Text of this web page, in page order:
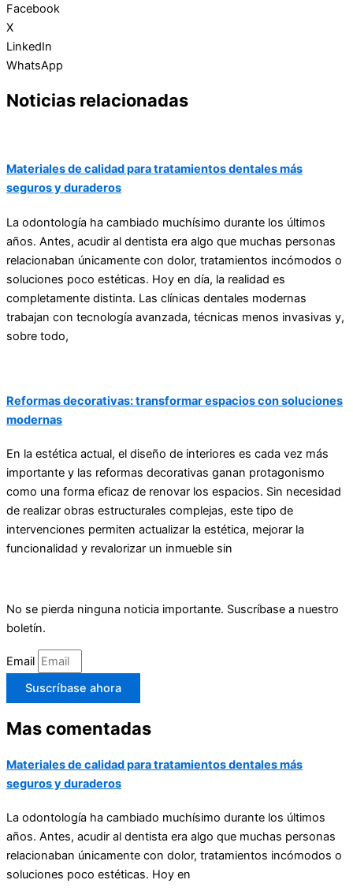
Facebook
X
LinkedIn
WhatsApp
Noticias relacionadas
Materiales de calidad para tratamientos dentales más
seguros y duraderos
La odontología ha cambiado muchísimo durante los últimos
años. Antes, acudir al dentista era algo que muchas personas
relacionaban únicamente con dolor, tratamientos incómodos o
soluciones poco estéticas. Hoy en día, la realidad es
completamente distinta. Las clínicas dentales modernas
trabajan con tecnología avanzada, técnicas menos invasivas y,
sobre todo,
Reformas decorativas: transformar espacios con soluciones
modernas
En la estética actual, el diseño de interiores es cada vez más
importante y las reformas decorativas ganan protagonismo
como una forma eficaz de renovar los espacios. Sin necesidad
de realizar obras estructurales complejas, este tipo de
intervenciones permiten actualizar la estética, mejorar la
funcionalidad y revalorizar un inmueble sin
No se pierda ninguna noticia importante. Suscríbase a nuestro
boletín.
Email
Suscríbase ahora
Mas comentadas
Materiales de calidad para tratamientos dentales más
seguros y duraderos
La odontología ha cambiado muchísimo durante los últimos
años. Antes, acudir al dentista era algo que muchas personas
relacionaban únicamente con dolor, tratamientos incómodos o
soluciones poco estéticas. Hoy en